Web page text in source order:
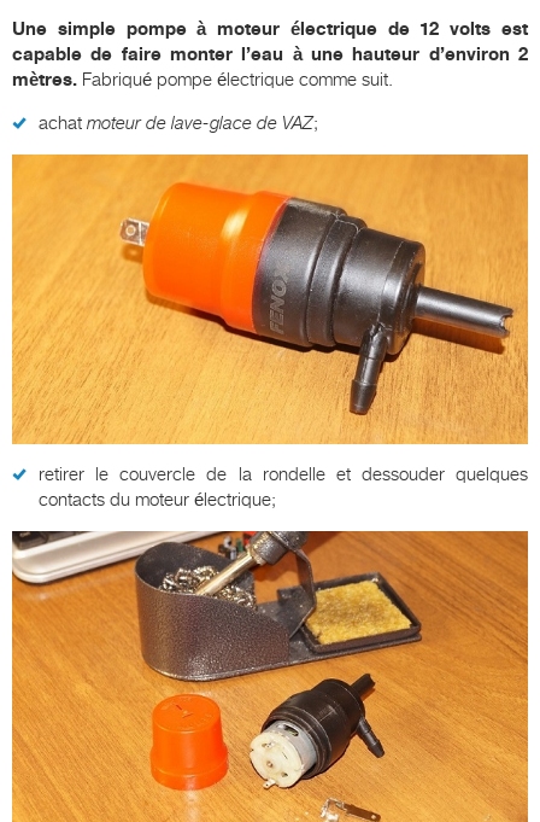
Une simple pompe à moteur électrique de 12 volts est
capable de faire monter l’eau à une hauteur d’environ 2
mètres. Fabriqué pompe électrique comme suit.
achat moteur de lave-glace de VAZ;
retirer le couvercle de la rondelle et dessouder quelques
contacts du moteur électrique;